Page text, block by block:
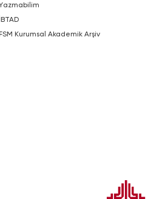
Yazmabilim
İBTAD
FSM Kurumsal Akademik Arşiv